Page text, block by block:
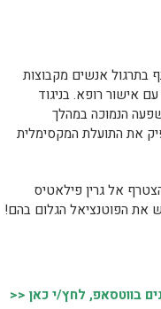
בתרגול אנשים מקבוצות
אישור רופא. בניגוד
הנמוכה במהלך
את התועלת המקסימלית
אל גרין פילאטיס
את הפוטנציאל הגלום בהם!
בווטסאפ, לחץ/י כאן <<